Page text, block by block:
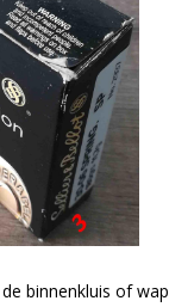
binnenkluis of